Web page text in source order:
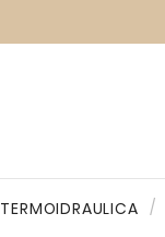
TERMOIDRAULICA